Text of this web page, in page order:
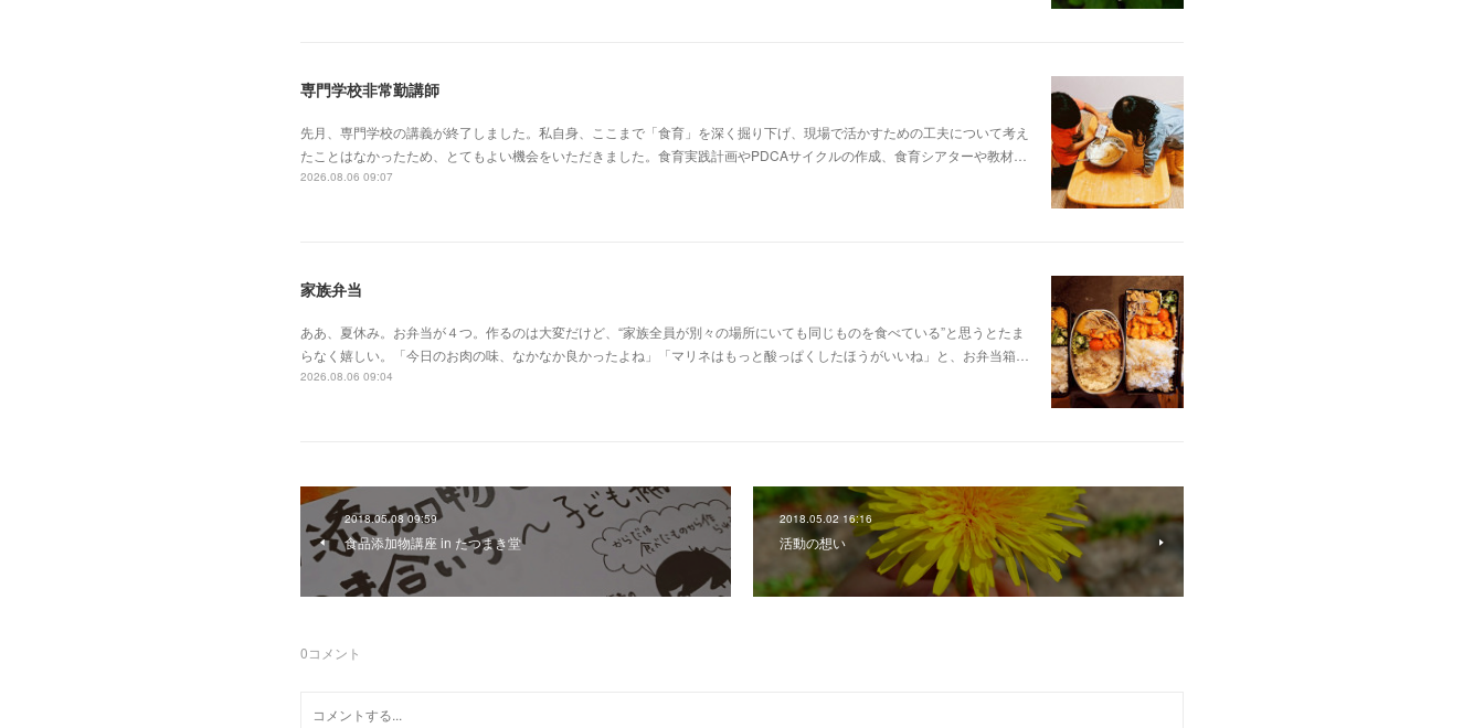
専門学校非常勤講師
先月、専門学校の講義が終了しました。私自身、ここまで「食育」を深く掘り下げ、現場で活かすための工夫について考え
たことはなかったため、とてもよい機会をいただきました。食育実践計画やPDCAサイクルの作成、食育シアターや教材…
2026.08.06 09:07
家族弁当
ああ、夏休み。お弁当が４つ。作るのは大変だけど、“家族全員が別々の場所にいても同じものを食べている”と思うとたま
らなく嬉しい。「今日のお肉の味、なかなか良かったよね」「マリネはもっと酸っぱくしたほうがいいね」と、お弁当箱…
2026.08.06 09:04
2018.05.08 09:59
食品添加物講座 in たつまき堂
2018.05.02 16:16
活動の想い
0コメント